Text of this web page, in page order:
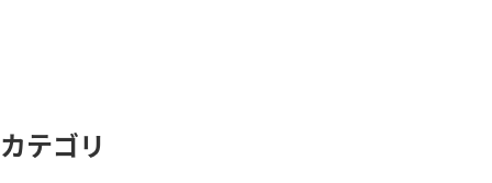
カテゴリ